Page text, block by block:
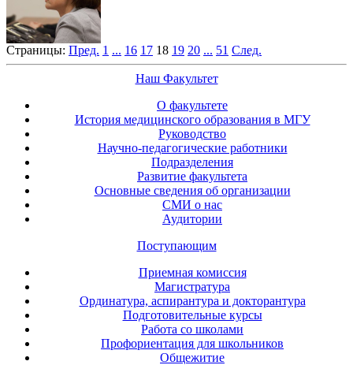
Страницы: Пред. 1 ... 16 17 18 19 20 ... 51 След.
Наш Факультет
О факультете
История медицинского образования в МГУ
Руководство
Научно-педагогические работники
Подразделения
Развитие факультета
Основные сведения об организации
СМИ о нас
Аудитории
Поступающим
Приемная комиссия
Магистратура
Ординатура, аспирантура и докторантура
Подготовительные курсы
Работа со школами
Профориентация для школьников
Общежитие